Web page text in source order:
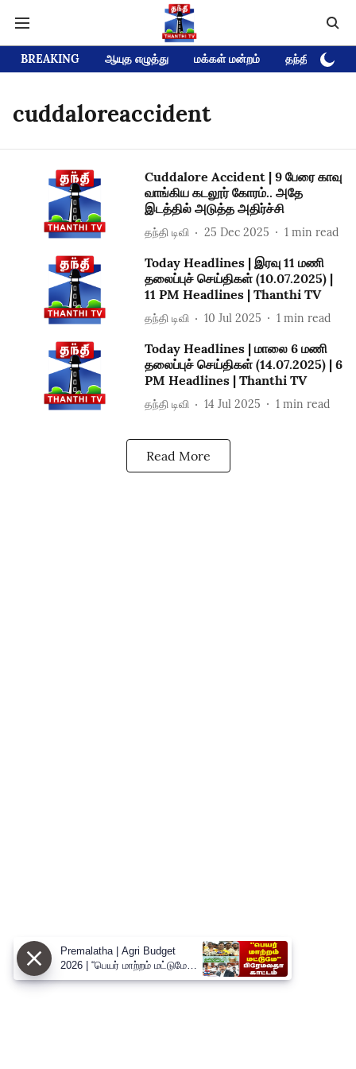
BREAKING ஆயுத எழுத்து மக்கள் மன்றம் தந்தி டிவி
cuddaloreaccident
Cuddalore Accident | 9 பேரை காவு
வாங்கிய கடலூர் கோரம்.. அதே
இடத்தில் அடுத்த அதிர்ச்சி
தந்தி டிவி 25 Dec 2025 1 min read
Today Headlines | இரவு 11 மணி
தலைப்புச் செய்திகள் (10.07.2025) |
11 PM Headlines | Thanthi TV
தந்தி டிவி 10 Jul 2025 1 min read
Today Headlines | மாலை 6 மணி
தலைப்புச் செய்திகள் (14.07.2025) | 6
PM Headlines | Thanthi TV
தந்தி டிவி 14 Jul 2025 1 min read
Read More
Premalatha | Agri Budget
2026 | “பெயர் மாற்றம் மட்டுமே” -
வேளாண் பட்ஜெட்டை சாடிய